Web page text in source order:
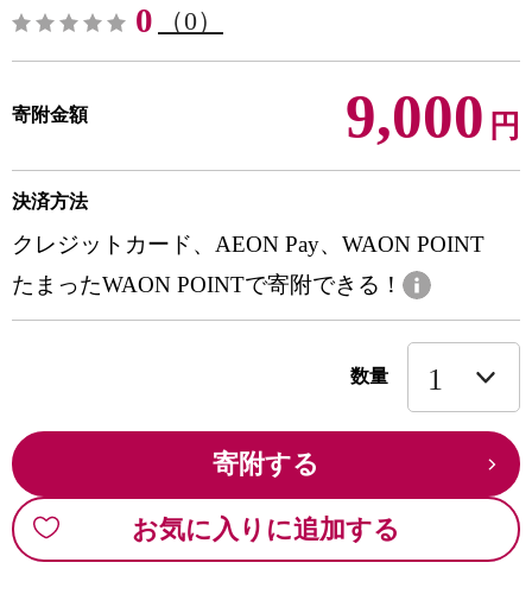
0 （0）
寄附金額 9,000 円
決済方法
クレジットカード、AEON Pay、WAON POINT
たまったWAON POINTで寄附できる！
数量
寄附する
お気に入りに追加する